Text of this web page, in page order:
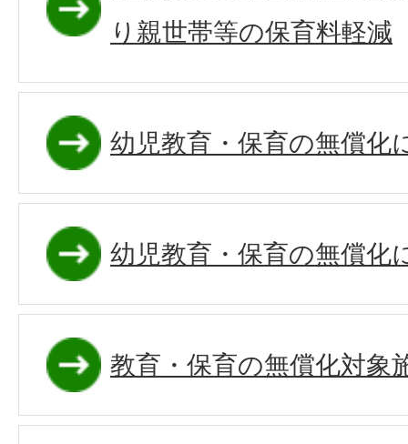
り親世帯等の保育料軽減
幼児教育・保育の無償化
幼児教育・保育の無償化
教育・保育の無償化対象